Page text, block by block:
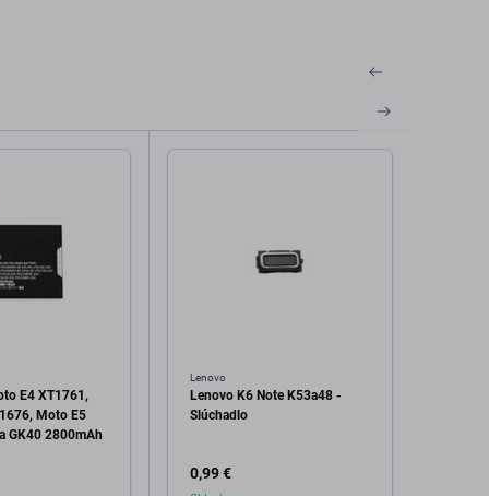
E4 XT1761,
Moto E5
GK40 2800mAh
Lenovo
Lenovo K6 Note K53a48 -
Slúchadlo
0,99 €